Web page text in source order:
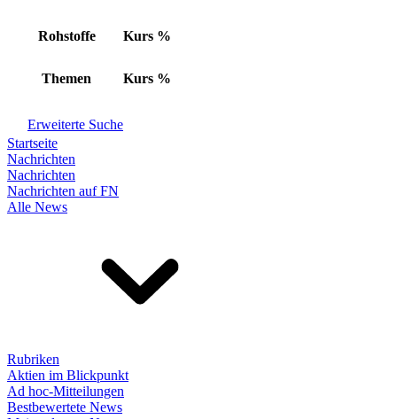
Rohstoffe Kurs %
Themen Kurs %
Erweiterte Suche
Startseite
Nachrichten
Nachrichten
Nachrichten auf FN
Alle News
Rubriken
Aktien im Blickpunkt
Ad hoc-Mitteilungen
Bestbewertete News